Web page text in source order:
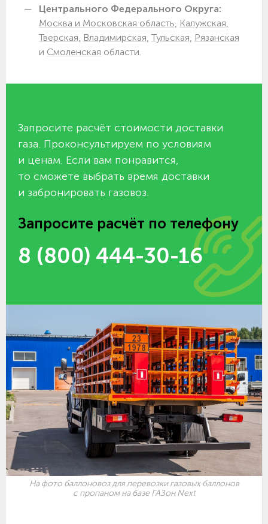
Центрального Федерального Округа:
Москва и Московская область, Калужская,
Тверская, Владимирская, Тульская, Рязанская
и Смоленская области.
Запросите расчёт стоимости доставки
газа. Проконсультируем по условиям
и ценам. Если вам понравится,
то сможете выбрать время доставки
и забронировать газовоз.
Запросите расчёт по телефону
8 (800) 444-30-16
На фото баллоновоз для перевозки газовых баллонов
с пропаном на базе ГАЗон Next